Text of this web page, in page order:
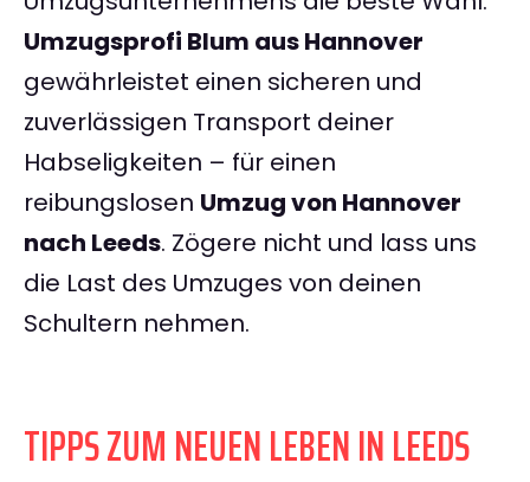
Umzugsprofi Blum aus Hannover
gewährleistet einen sicheren und
zuverlässigen Transport deiner
Habseligkeiten – für einen
reibungslosen Umzug von Hannover
nach Leeds. Zögere nicht und lass uns
die Last des Umzuges von deinen
Schultern nehmen.
TIPPS ZUM NEUEN LEBEN IN LEEDS